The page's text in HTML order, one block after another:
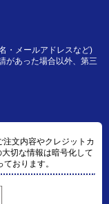
・メールアドレスなど)
があった場合以外、第三
文内容やクレジットカ
切な情報は暗号化して
おります。